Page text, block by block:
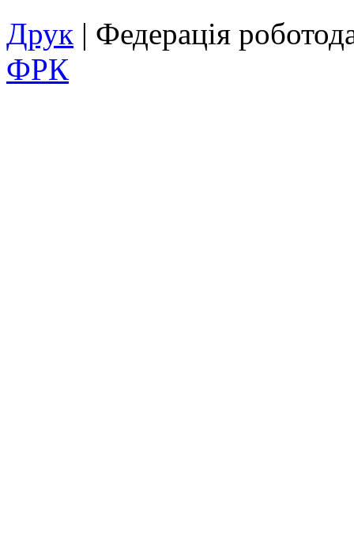
Друк | Федерація
ФРК